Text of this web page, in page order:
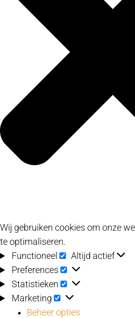
Wij gebruiken cookies om onze
te optimaliseren.
Functioneel
Functioneel
Altijd actief
Preferences
Preferences
Statistieken Statistieken
Marketing Marketing
Beheer opties